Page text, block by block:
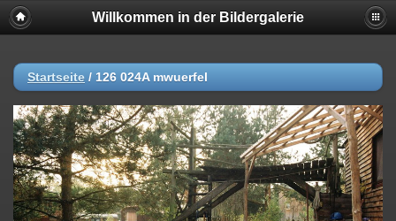
Willkommen in der Bildergalerie
Startseite / 126 024A mwuerfel